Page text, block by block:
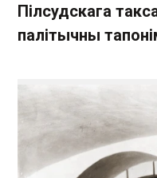
Пілсудскага
палітычны